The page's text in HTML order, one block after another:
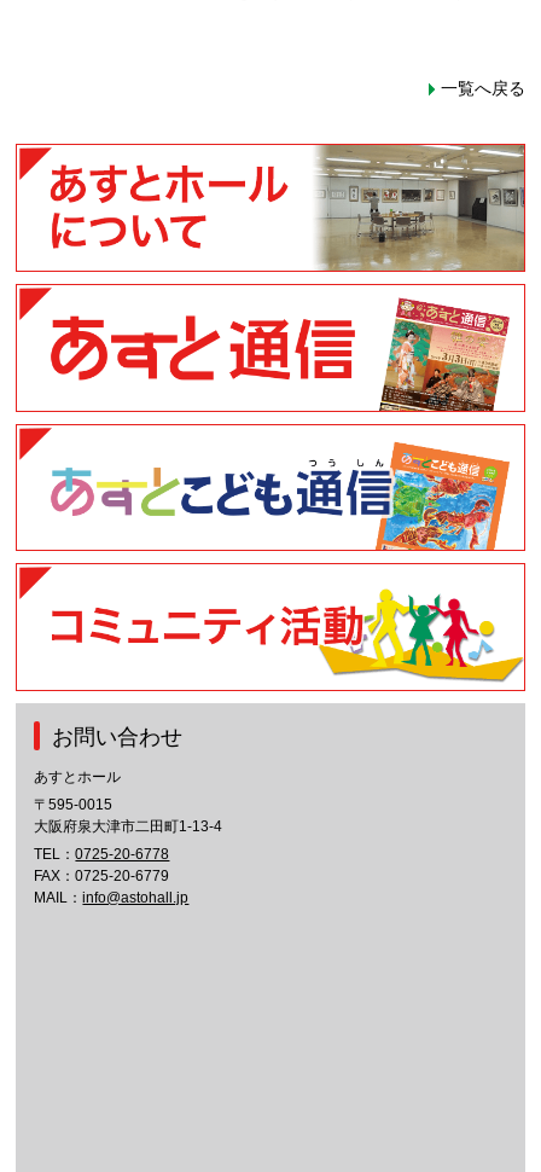
一覧へ戻る
お問い合わせ
あすとホール
〒595-0015
大阪府泉大津市二田町1-13-4
TEL：0725-20-6778
FAX：0725-20-6779
MAIL：info@astohall.jp